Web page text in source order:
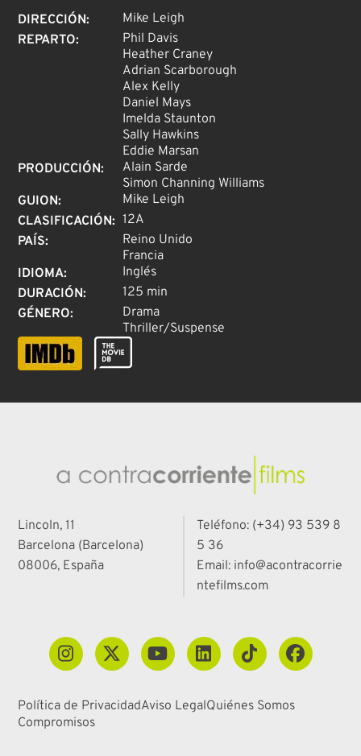
DIRECCIÓN:
Mike Leigh
REPARTO:
Phil Davis
Heather Craney
Adrian Scarborough
Alex Kelly
Daniel Mays
Imelda Staunton
Sally Hawkins
Eddie Marsan
PRODUCCIÓN:
Alain Sarde
Simon Channing Williams
GUION:
Mike Leigh
CLASIFICACIÓN: 12A
PAÍS:
Reino Unido
Francia
IDIOMA:
Inglés
DURACIÓN:
125 min
GÉNERO:
Drama
Thriller/Suspense
Lincoln, 11
Barcelona (Barcelona)
08006, España
Teléfono: (+34) 93 539 8
5 36
Email: info@acontracorrie
ntefilms.com
Política de PrivacidadAviso LegalQuiénes Somos
Compromisos